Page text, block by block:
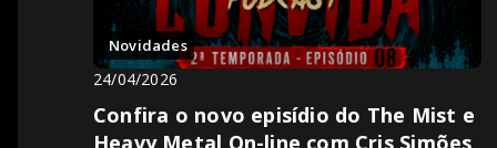
Novidades
24/04/2026
Confira o novo episídio do The Mist e
Heavy Metal On-line com Cris Simões